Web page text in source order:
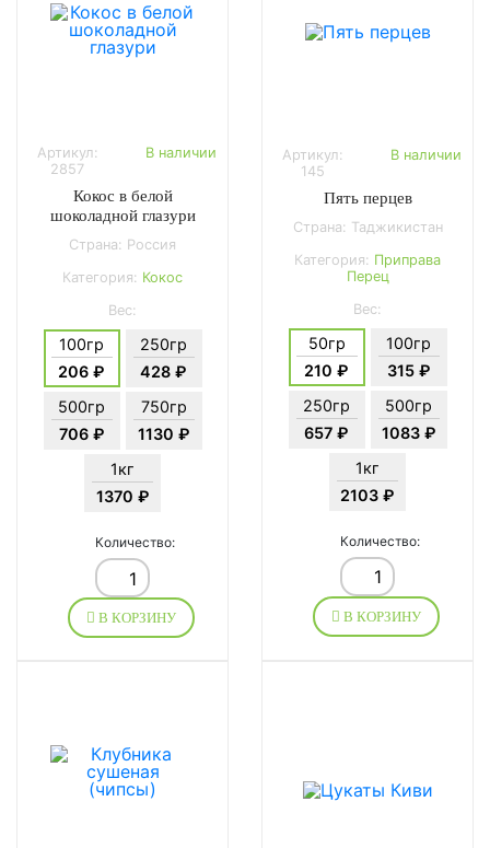
Артикул:
2857
В наличии
Кокос в белой
шоколадной глазури
Страна: Россия
Категория: Кокос
Вес:
100гр
206 ₽
250гр
428 ₽
500гр
706 ₽
750гр
1130 ₽
1кг
1370 ₽
Количество:
В КОРЗИНУ
Артикул:
145
В наличии
Пять перцев
Страна: Таджикистан
Категория: Приправа
Перец
Вес:
50гр
210 ₽
100гр
315 ₽
250гр
657 ₽
500гр
1083 ₽
1кг
2103 ₽
Количество:
В КОРЗИНУ